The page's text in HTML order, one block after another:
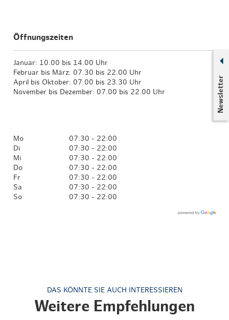
Newsletter
Öffnungszeiten
Januar: 10.00 bis 14.00 Uhr
Februar bis März: 07.30 bis 22.00 Uhr
April bis Oktober: 07.00 bis 23.30 Uhr
November bis Dezember: 07.00 bis 22.00 Uhr
Mo
07:30 - 22:00
Di
07:30 - 22:00
Mi
07:30 - 22:00
Do
07:30 - 22:00
Fr
07:30 - 22:00
Sa
07:30 - 22:00
So
07:30 - 22:00
DAS KÖNNTE SIE AUCH INTERESSIEREN
Weitere Empfehlungen